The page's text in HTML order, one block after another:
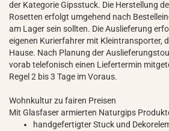
der Kategorie Gipsstuck. Die Herstellung
Rosetten erfolgt umgehend nach
am Lager sein sollten. Die Auslieferung
eigenen Kurierfahrer mit Kleintransporter,
Hause. Nach Planung der
vorab telefonisch einen Liefertermin
Regel 2 bis 3 Tage im Voraus.
Wohnkultur zu fairen Preisen
Mit Glasfaser armierten Naturgips
handgefertigter Stuck und